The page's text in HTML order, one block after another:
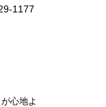
1177
心地よ